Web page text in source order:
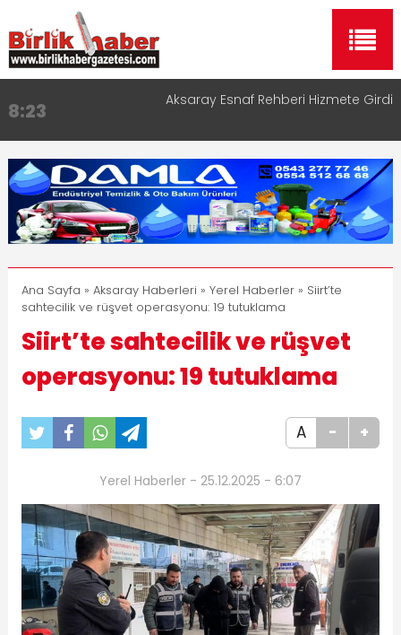
8:23 Aksaray Esnaf Rehberi Hizmete Girdi
11:30
Birlikhaber.com Yayın Hayatına Başladı | Hızlı ve
Akıllı Haber Platformu
13:33 Taşımacılıkta Dijital Devrim: Rota Sepetim
17:15
Aksaray OSB Bölge Müdürü Makam Koltuğunu
Çocuklara Bıraktı
16:00
Aksaray Esnaf Rehberi ile Google ve Yapay Zeka
Aramalarında Öne Çıkın
Ana Sayfa » Aksaray Haberleri » Yerel Haberler» Siirt’te
sahtecilik ve rüşvet operasyonu: 19 tutuklama
Siirt’te sahtecilik ve rüşvet
operasyonu: 19 tutuklama
A - +
Yerel Haberler - 25.12.2025 - 6:07